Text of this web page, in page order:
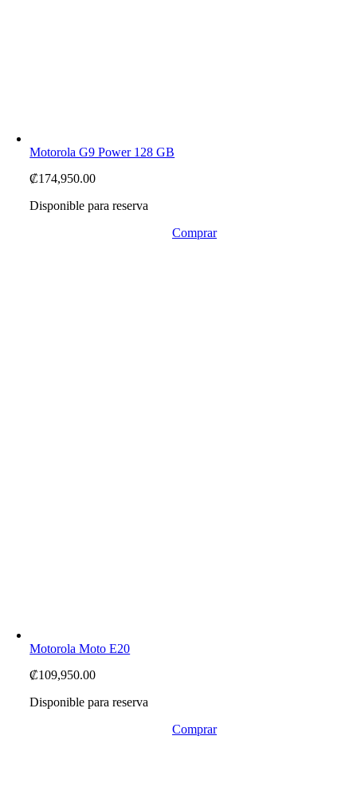
Motorola G9 Power 128 GB
₡174,950.00
Disponible para reserva
Comprar
Motorola Moto E20
₡109,950.00
Disponible para reserva
Comprar